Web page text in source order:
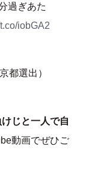
過ぎあた
iobGA2
都選出）
じと一人で自
動画でぜひご